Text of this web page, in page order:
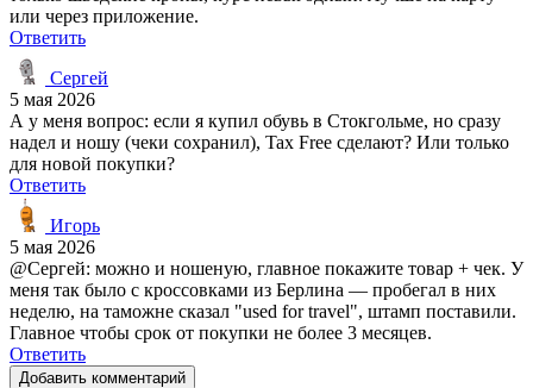
или через приложение.
Ответить
Сергей
5 мая 2026
А у меня вопрос: если я купил обувь в Стокгольме, но сразу
надел и ношу (чеки сохранил), Tax Free сделают? Или только
для новой покупки?
Ответить
Игорь
5 мая 2026
@Сергей: можно и ношеную, главное покажите товар + чек. У
меня так было с кроссовками из Берлина — пробегал в них
неделю, на таможне сказал "used for travel", штамп поставили.
Главное чтобы срок от покупки не более 3 месяцев.
Ответить
Добавить комментарий